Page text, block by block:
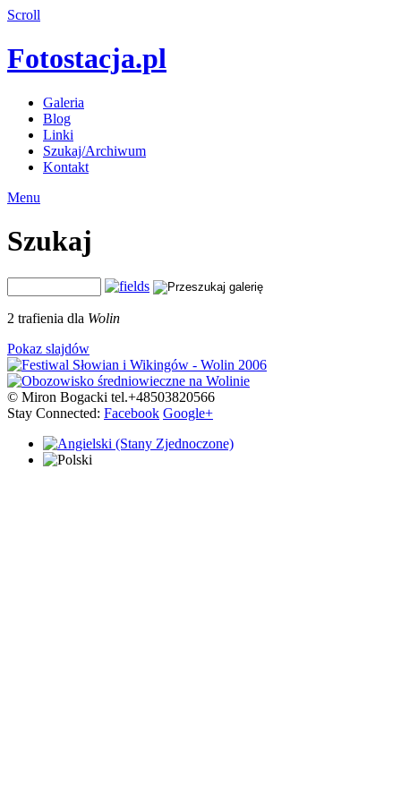
Scroll
Fotostacja.pl
Galeria
Blog
Linki
Szukaj/Archiwum
Kontakt
Menu
Szukaj
2 trafienia dla Wolin
Pokaz slajdów
© Miron Bogacki tel.+48503820566
Stay Connected: Facebook Google+